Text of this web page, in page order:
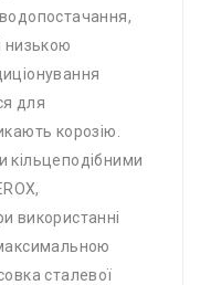
низькою
для
корозію.
кільцеподібними
використанні
сталевої